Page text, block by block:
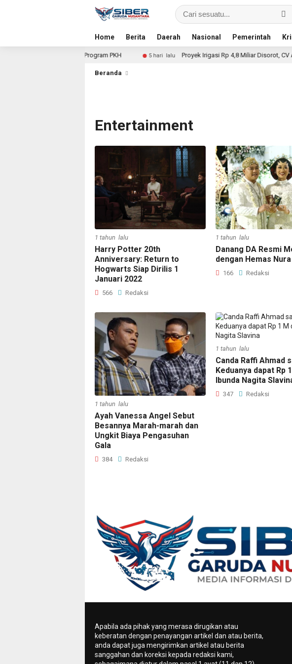
Home Berita Daerah Nasional Pemerintah
Penyimpangan Program PKH 5 hari lalu Proyek Irigasi Rp 4,8 Miliar Disorot, CV Adiloka
Beranda
Entertainment
1 tahun lalu
Harry Potter 20th
Anniversary: Return to
Hogwarts Siap Dirilis 1
Januari 2022
566 Redaksi
1 tahun lalu
Danang DA Resmi
dengan Hemas Nura
166 Redaksi
1 tahun lalu
Ayah Vanessa Angel Sebut
Besannya Marah-marah dan
Ungkit Biaya Pengasuhan
Gala
384 Redaksi
1 tahun lalu
Canda Raffi Ahmad
Keduanya dapat Rp
Ibunda Nagita
347
Redaksi
Apabila ada pihak yang merasa dirugikan atau
keberatan dengan penayangan artikel dan atau berita,
anda dapat juga mengirimkan artikel atau berita
sanggahan dan koreksi kepada redaksi kami,